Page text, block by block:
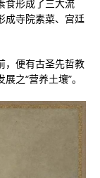
食形成了三大流
成寺院素菜、宫廷
，便有古圣先哲教
之“营养土壤”。